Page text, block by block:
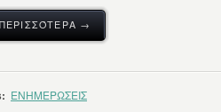
→
ΕΝΗΜΕΡΩΣΕΙΣ